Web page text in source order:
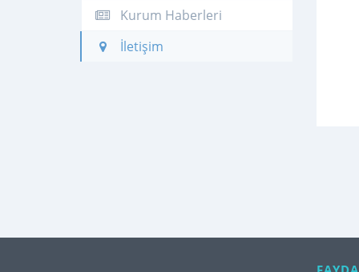
Kurum Haberleri
İletişim